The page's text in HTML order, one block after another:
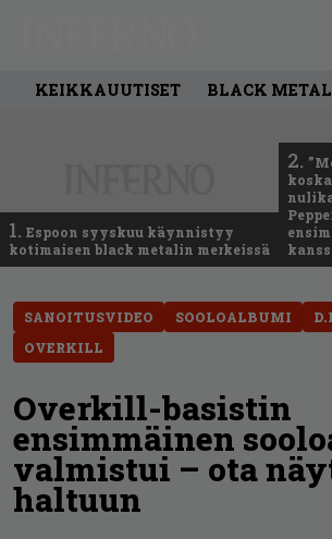
KEIKKAUUTISET BLACK METAL
1. Espoon syyskuu käynnistyy
kotimaisen black metalin merkeissä
2.
SANOITUSVIDEO SOOLOALBUMI
OVERKILL
Overkill-basistin
ensimmäinen
valmistui – ota
haltuun